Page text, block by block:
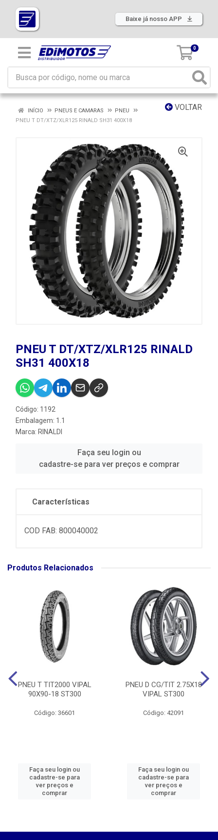
Baixe já nosso APP
0
VOLTAR
INÍCIO PNEUS E CAMARAS
PNEU
PNEU T DT/XTZ/XLR125 RINALD SH31 400X18
PNEU T DT/XTZ/XLR125 RINALD
SH31 400X18
Código: 1192
Embalagem: 1.1
Marca: RINALDI
Faça seu login ou
cadastre-se para ver preços e comprar
Características
COD FAB: 800040002
Produtos Relacionados
PNEU T TIT2000 VIPAL
90X90-18 ST300
Código: 36601
Faça seu login ou
cadastre-se para
ver preços e
comprar
PNEU D CG/TIT 2.75X18
VIPAL ST300
Código: 42091
Faça seu login ou
cadastre-se para
ver preços e
comprar